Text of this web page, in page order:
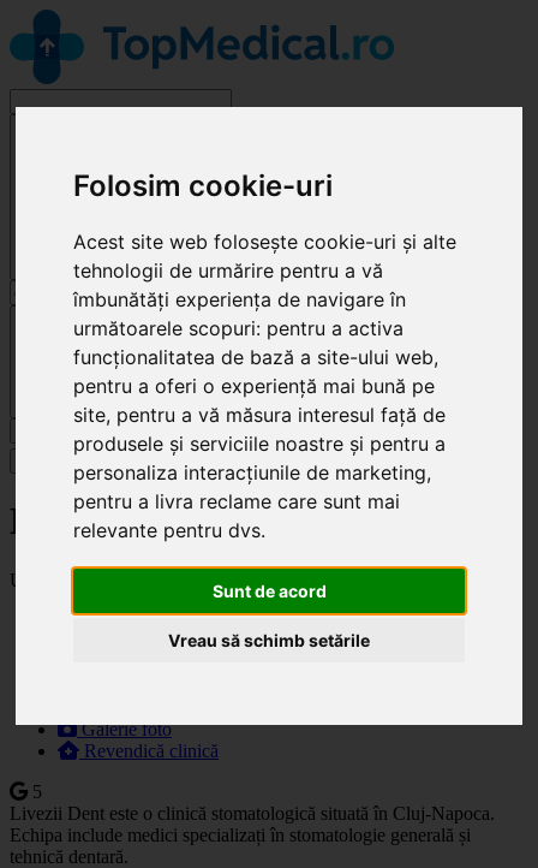
Folosim cookie-uri
Acest site web folosește cookie-uri și alte
tehnologii de urmărire pentru a vă
îmbunătăți experiența de navigare în
următoarele scopuri: pentru a activa
funcționalitatea de bază a site-ului web,
pentru a oferi o experiență mai bună pe
site, pentru a vă măsura interesul față de
produsele și serviciile noastre și pentru a
personaliza interacțiunile de marketing,
pentru a livra reclame care sunt mai
relevante pentru dvs.
Sunt de acord
Vreau să schimb setările
Specialități
Livezii Dent
Ultima actualizare: 16.05.2025
Descriere
Galerie foto
Revendică clinică
5
Livezii Dent este o clinică stomatologică situată în Cluj-Napoca.
Echipa include medici specializați în stomatologie generală și
tehnică dentară.